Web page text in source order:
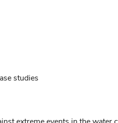
studies
extreme events in the water